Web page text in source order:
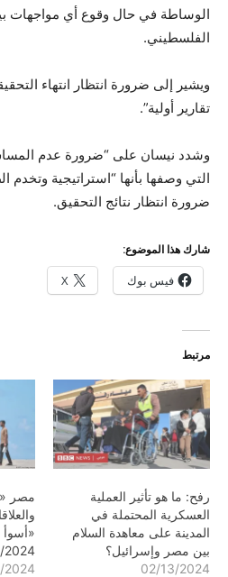
الوساطة في حال وقوع أي مواجهات
الفلسطيني.
ويشير إلى ضرورة انتظار انتهاء
تقارير أولية”.
وشدد نيسان على “ضرورة عدم المساس
التي وصفها بأنها “استراتيجية
ضرورة انتظار نتائج التحقيق.
شارك هذا الموضوع:
فيس بوك X
مرتبط
رفح: ما هو تأثير العملية
العسكرية المحتملة في
المدينة على معاهدة السلام
بين مصر وإسرائيل؟
02/13/2024
مصر
2024
2024